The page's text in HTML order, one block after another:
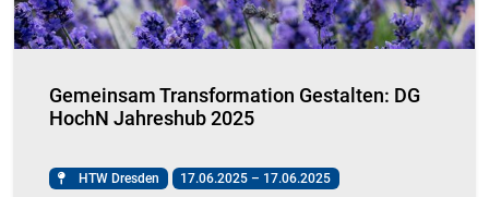
Gemeinsam Transformation Gestalten: DG
HochN Jahreshub 2025
HTW Dresden 17.06.2025 – 17.06.2025